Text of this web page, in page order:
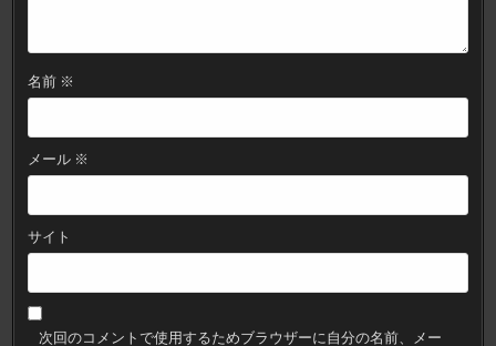
名前 ※
メール ※
サイト
次回のコメントで使用するためブラウザーに自分の名前、メー